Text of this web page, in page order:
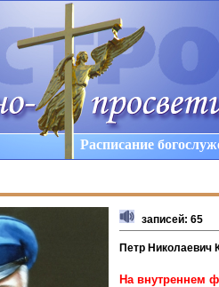
Расписание
записей: 65
Петр Николаевич
На внутреннем